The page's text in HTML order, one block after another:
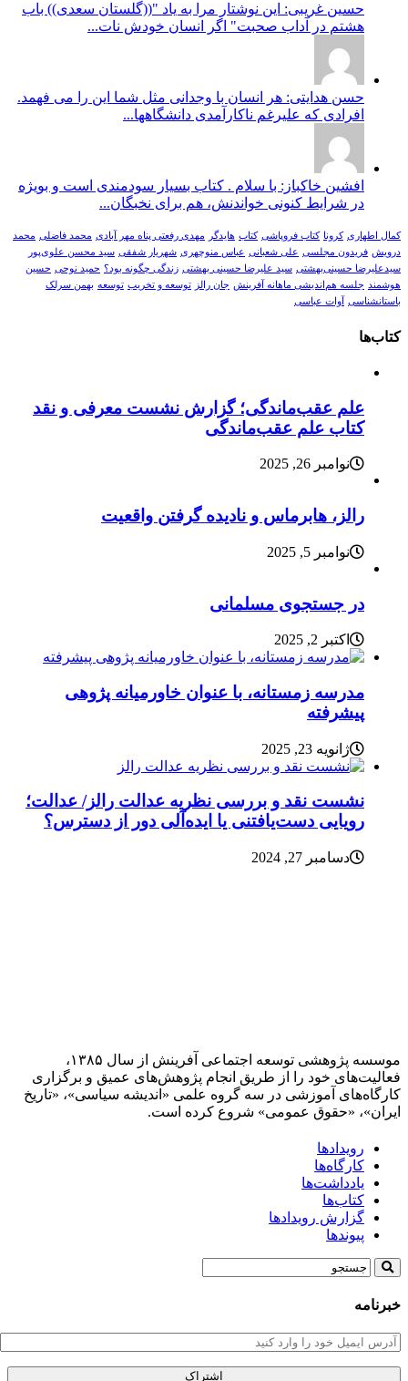
حسین غریبی: این نوشتار مرا به یاد "((گلستان سعدی)) باب
هشتم در آداب صحبت" اگر انسان خودش نات...
حسن هدایتی: هر انسان با وجدانی مثل شما این را می فهمد.
افرادی که علیرغم ناکارآمدی دانشگاهها...
افشین خاکباز: با سلام . کتاب بسیار سودمندی است و بویژه
در شرایط کنونی خواندنش، هم برای نخبگان...
کمال اطهاری کرونا کتاب فروپاشی کتاب هایدگر مهدی رفعتی پناه مهر آبادی محمد فاضلی محمد
درویش فریدون مجلسی علی شعبانی عباس منوچهری شهریار شفقی سید محسن علوی‌پور
سیدعلیرضا حسینی‌بهشتی سید علیرضا حسینی بهشتی زندگی چگونه بود؟ حمید نوحی حسین
هوشمند جلسه هم‌اندیشی ماهانه آفرینش جان رالز توسعه و تخریب توسعه بهمن سرلک
باستانشناسی
آوات عباسی
کتاب‌ها
علم عقب‌ماندگی؛ گزارش نشست معرفی و نقد
کتاب علم عقب‌ماندگی
نوامبر 26, 2025
رالز، هابرماس و نادیده گرفتن واقعیت
نوامبر 5, 2025
در جستجوی مسلمانی
اکتبر 2, 2025
مدرسه زمستانه، با عنوان خاورمیانه پژوهی
پیشرفته
ژانویه 23, 2025
نشست نقد و بررسی نظریه عدالت رالز/ عدالت؛
رویایی دست‌یافتنی یا ایده‌آلی دور از دسترس؟
دسامبر 27, 2024
موسسه پژوهشی توسعه اجتماعی آفرینش از سال ۱۳۸۵،
فعالیت‌های خود را از طریق انجام پژوهش‌های عمیق و برگزاری
کارگاه‌های آموزشی در سه گروه علمی «اندیشه سیاسی»، «تاریخ
ایران»، «حقوق عمومی» شروع کرده است.
رویدادها
کارگاه‌ها
یادداشت‌ها
کتاب‌ها
گزارش رویدادها
پیوندها
خبرنامه